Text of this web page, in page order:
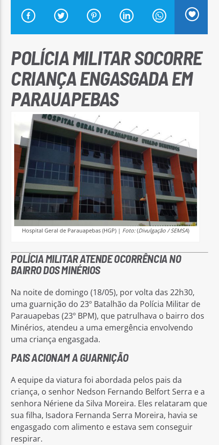
Arara Azul FM
POLÍCIA MILITAR SOCORRE
CRIANÇA ENGASGADA EM
PARAUAPEBAS
Hospital Geral de Parauapebas (HGP) | Foto:(Divulgação / SEMSA)
POLÍCIA MILITAR ATENDE OCORRÊNCIA NO
BAIRRO DOS MINÉRIOS
Na noite de domingo (18/05), por volta das 22h30,
uma guarnição do 23º Batalhão da Polícia Militar de
Parauapebas (23º BPM), que patrulhava o bairro dos
Minérios, atendeu a uma emergência envolvendo
uma criança engasgada.
PAIS ACIONAM A GUARNIÇÃO
A equipe da viatura foi abordada pelos pais da
criança, o senhor Nedson Fernando Belfort Serra e a
senhora Nériene da Silva Moreira. Eles relataram que
sua filha, Isadora Fernanda Serra Moreira, havia se
engasgado com alimento e estava sem conseguir
respirar.